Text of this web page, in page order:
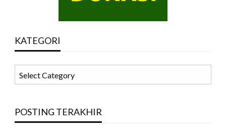
KATEGORI
POSTING TERAKHIR